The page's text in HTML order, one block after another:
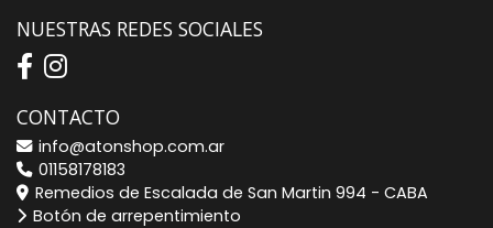
NUESTRAS REDES SOCIALES
CONTACTO
info@atonshop.com.ar
01158178183
Remedios de Escalada de San Martin 994 - CABA
Botón de arrepentimiento